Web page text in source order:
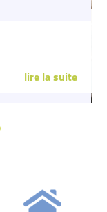
lire la suite